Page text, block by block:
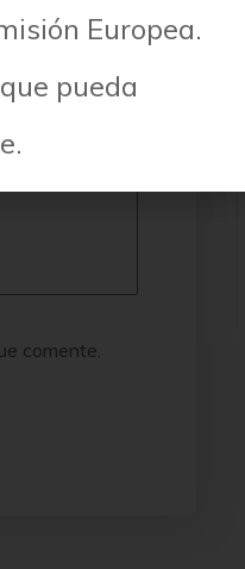
comente.
Europea.
pueda